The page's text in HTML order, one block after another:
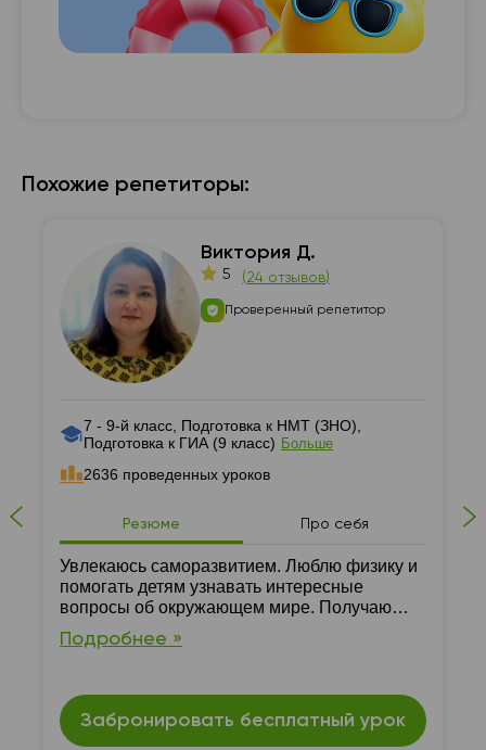
Похожие репетиторы:
Виктория Д.
5 (24 отзывов)
Проверенный репетитор
7 - 9-й класс, Подготовка к НМТ (ЗНО),
Подготовка к ГИА (9 класс) Больше
2636 проведенных уроков
Резюме Про себя
Увлекаюсь саморазвитием. Люблю физику и
помогать детям узнавать интересные
вопросы об окружающем мире. Получаю
удовольствие, когда питомцы связывают
свою жизнь с физикой.
Подробнее »
Забронировать бесплатный урок